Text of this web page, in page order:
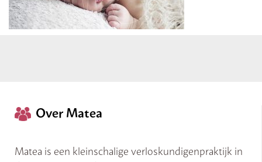
Over Matea
Matea is een kleinschalige verloskundigenpraktijk in